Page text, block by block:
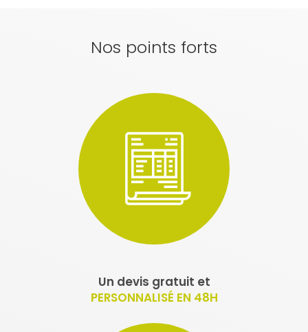
Nos points forts
Un devis gratuit et
PERSONNALISÉ EN 48H